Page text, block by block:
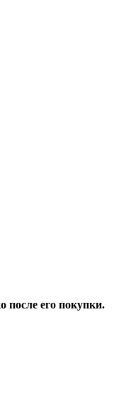
после его покупки.